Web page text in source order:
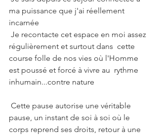
ma puissance que j'ai réellement
incarnée
régulièrement et surtout dans  cette
course folle de nos vies où l'Homme
est poussé et forcé à vivre au  rythme
inhumain...contre nature
pause, un instant de soi à soi où le
corps reprend ses droits, retour à une